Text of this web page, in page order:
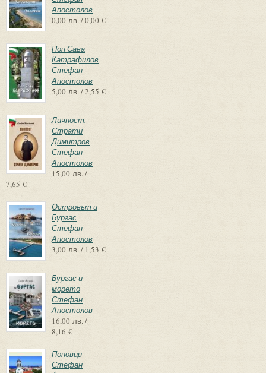
Апостолов
0,00 лв. / 0,00 €
Поп Сава
Катрафилов
Стефан
Апостолов
5,00 лв. / 2,55 €
Личност.
Страти
Димитров
Стефан
Апостолов
15,00 лв. /
7,65 €
Островът и
Бургас
Стефан
Апостолов
3,00 лв. / 1,53 €
Бургас и
морето
Стефан
Апостолов
16,00 лв. /
8,16 €
Поповци
Стефан